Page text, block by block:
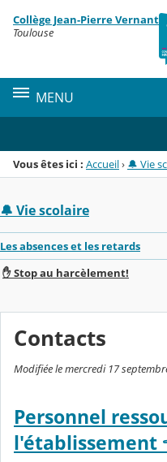
Menu de la rubrique
Contenu
Collège Jean-Pierre Vernant
Toulouse
MENU
Vous êtes ici : Accueil› 🔔 Vie
🔔 Vie scolaire
Les absences et les retards
✋ Stop au harcèlement!
Contacts
Modifiée le mercredi 17
Personnel
l'établissement